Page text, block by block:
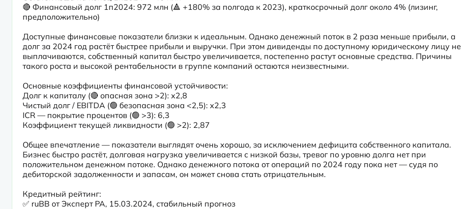
🔴 Финансовый долг 1п2024: 972 млн (🔺 +180% за полгода к 2023), краткосрочный долг около 4% (лизинг,
предположительно)
Доступные финансовые показатели близки к идеальным. Однако денежный поток в 2 раза меньше прибыли, а
долг за 2024 год растёт быстрее прибыли и выручки. При этом дивиденды по доступному юридическому лицу не
выплачиваются, собственный капитал быстро увеличивается, постепенно растут основные средства. Причины
такого роста и высокой рентабельности в группе компаний остаются неизвестными.
Основные коэффициенты финансовой устойчивости:
Долг к капиталу (🔴 опасная зона >2): х2,8
Чистый долг / EBITDA (🟢 безопасная зона <2,5): х2,3
ICR — покрытие процентов (🟢 >3): 6,3
Коэффициент текущей ликвидности (🟢 >2): 2,87
Общее впечатление — показатели выглядят очень хорошо, за исключением дефицита собственного капитала.
Бизнес быстро растёт, долговая нагрузка увеличивается с низкой базы, тревог по уровню долга нет при
положительном денежном потоке. Однако денежного потока от операций по 2024 году пока нет — судя по
дебиторской задолженности и запасам, он может снова стать отрицательным.
Кредитный рейтинг:
✅ ruBB от Эксперт РА, 15.03.2024, стабильный прогноз